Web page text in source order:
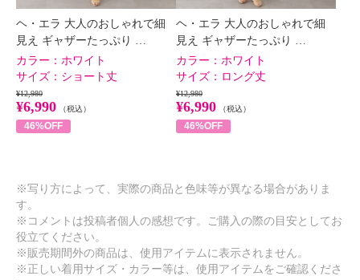
ヘ・エラ 大人のおしゃれで細
見え ギャザーたっぷり …
カラー： ホワイト
サイズ： ショート丈
¥12,980
¥6,990 （税込）
46%OFF
ヘ・エラ 大人のおしゃれで細
見え ギャザーたっぷり …
カラー： ホワイト
サイズ： ロング丈
¥12,980
¥6,990 （税込）
46%OFF
※写り方によって、実際の商品と色味等が異なる場合がありま
す。
※コメントは投稿者個人の感想です。ご購入の際の目安としてお
役立てください。
※販売期間外の商品は、使用アイテムに表示されません。
※正しい着用サイズ・カラー等は、使用アイテムをご確認くださ